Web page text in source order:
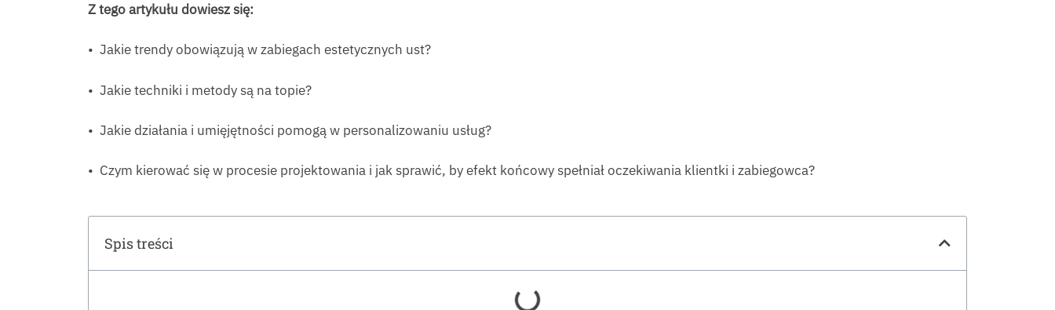
Z tego artykułu dowiesz się:
• Jakie trendy obowiązują w zabiegach estetycznych ust?
• Jakie techniki i metody są na topie?
• Jakie działania i umięjętności pomogą w personalizowaniu usług?
• Czym kierować się w procesie projektowania i jak sprawić, by efekt końcowy spełniał oczekiwania klientki i zabiegowca?
Spis treści